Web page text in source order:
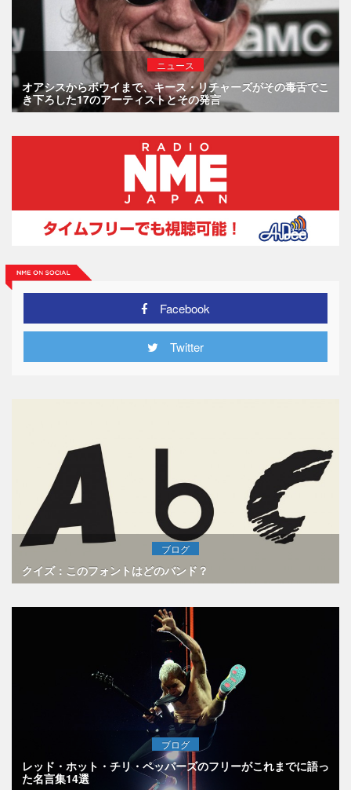
ニュース
オアシスからボウイまで、キース・リチャーズがその毒舌でこ
き下ろした17のアーティストとその発言
Facebook
Twitter
ブログ
クイズ：このフォントはどのバンド？
ブログ
レッド・ホット・チリ・ペッパーズのフリーがこれまでに語っ
た名言集14選